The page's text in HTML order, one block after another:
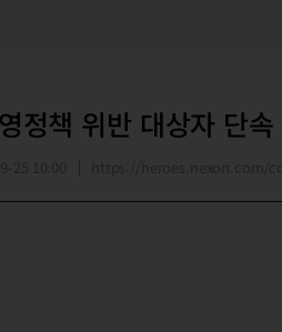
정책 위반 대상자 단